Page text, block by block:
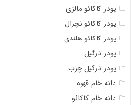
پودر کاکائو مالزی
پودر کاکائو نچرال
پودر کاکائو هلندی
پودر نارگیل
پودر نارگیل چرب
دانه خام قهوه
دانه خام کاکائو